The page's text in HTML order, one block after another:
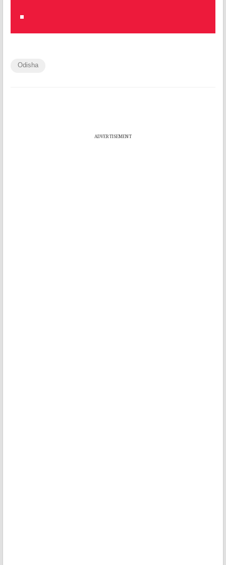
Odisha
ADVERTISEMENT